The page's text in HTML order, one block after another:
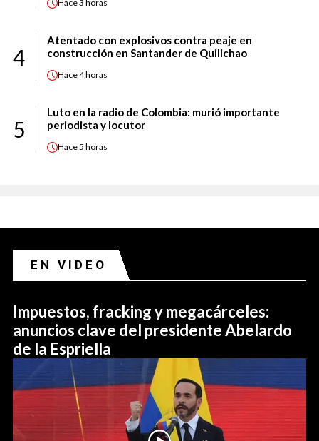
Hace3 horas
4
Atentado con explosivos contra peaje en
construcción en Santander de Quilichao
Hace4 horas
5
Luto en la radio de Colombia: murió importante
periodista y locutor
Hace5 horas
EN VIDEO
Impuestos, fracking y megacárceles:
anuncios clave del presidente Abelardo
de la Espriella